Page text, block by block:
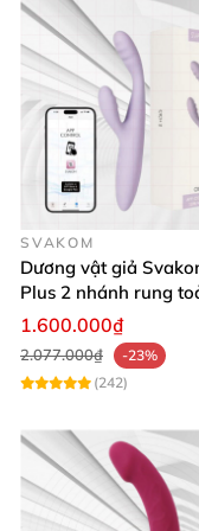
- Đầu hoa hồng
nhau, có thể sử
hột le, đầu ti,...
SVAKOM
Dương vật giả
Plus 2 nhánh rung
nhiệt, điều khiển app
1.600.000₫
2.077.000₫
-23%
(242)